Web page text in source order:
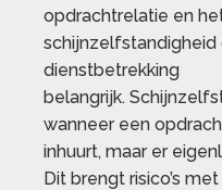
opdrachtrelatie en
schijnzelfstandigheid
dienstbetrekking
belangrijk.
wanneer een
inhuurt, maar er
Dit brengt risico’s